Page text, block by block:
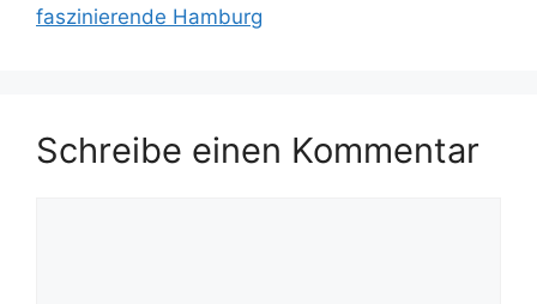
faszinierende Hamburg
Schreibe einen Kommentar